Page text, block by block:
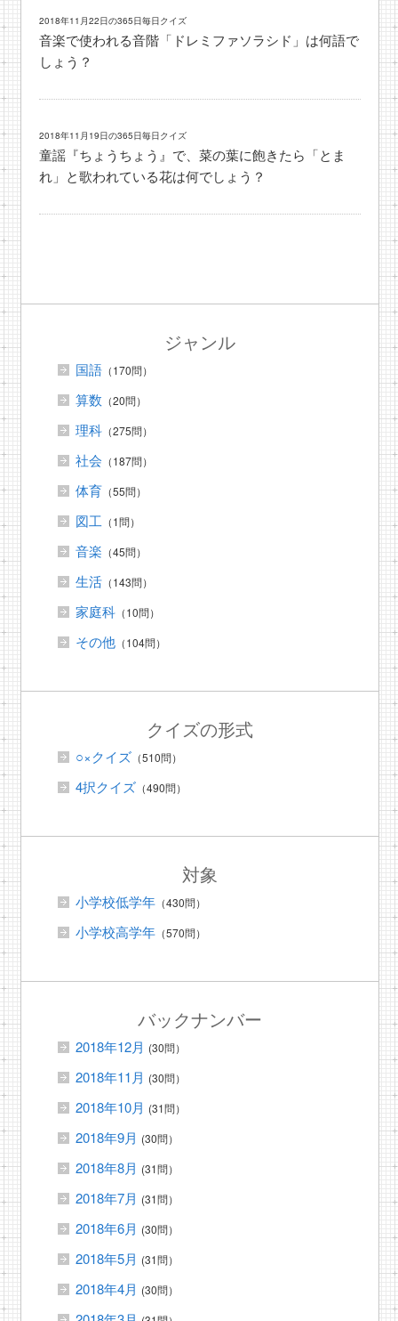
2018年11月22日の365日毎日クイズ
音楽で使われる音階「ドレミファソラシド」は何語で
しょう？
2018年11月19日の365日毎日クイズ
童謡『ちょうちょう』で、菜の葉に飽きたら「とま
れ」と歌われている花は何でしょう？
ジャンル
国語（170問）
算数 （20問）
理科（275問）
社会 （187問）
体育（55問）
図工 （1問）
音楽 （45問）
生活（143問）
家庭科（10問）
その他（104問）
クイズの形式
○×クイズ（510問）
4択クイズ（490問）
対象
小学校低学年（430問）
小学校高学年（570問）
バックナンバー
2018年12月 (30問）
2018年11月 (30問）
2018年10月 (31問）
2018年9月 (30問）
2018年8月 (31問）
2018年7月 (31問）
2018年6月 (30問）
2018年5月 (31問）
2018年4月 (30問）